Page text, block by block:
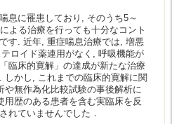
息に罹患しており, そのうち5～
よる治療を行っても十分なコント
す. 近年, 重症喘息治療では, 増悪
ロイド薬連用がなく, 呼吸機能が
臨床的寛解」の達成が新たな治療
しかし, これまでの臨床的寛解に関
無作為化比較試験の事後解析に
歴のある患者を含む実臨床を反
れていませんでした．